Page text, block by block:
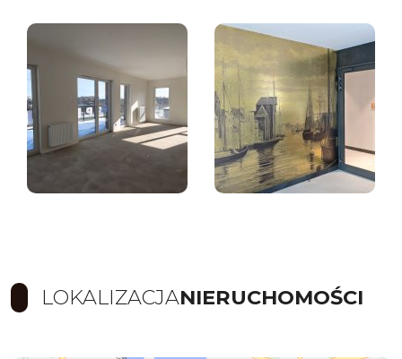
LOKALIZACJANIERUCHOMOŚCI